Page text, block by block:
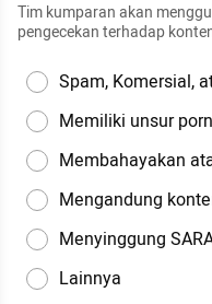
Tim kumparan akan
pengecekan terhadap
Spam, Komersial,
Memiliki unsur
Membahayakan
Mengandung
Menyinggung
Lainnya